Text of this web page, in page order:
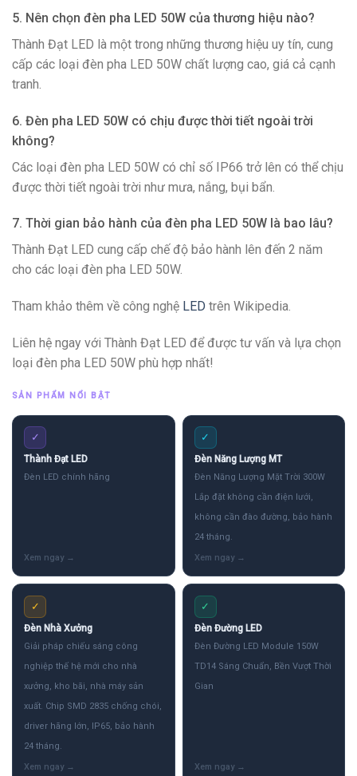
5. Nên chọn đèn pha LED 50W của thương hiệu nào?
Thành Đạt LED là một trong những thương hiệu uy tín, cung
cấp các loại đèn pha LED 50W chất lượng cao, giá cả cạnh
tranh.
6. Đèn pha LED 50W có chịu được thời tiết ngoài trời
không?
Các loại đèn pha LED 50W có chỉ số IP66 trở lên có thể chịu
được thời tiết ngoài trời như mưa, nắng, bụi bẩn.
7. Thời gian bảo hành của đèn pha LED 50W là bao lâu?
Thành Đạt LED cung cấp chế độ bảo hành lên đến 2 năm
cho các loại đèn pha LED 50W.
Tham khảo thêm về công nghệ LED trên Wikipedia.
Liên hệ ngay với Thành Đạt LED để được tư vấn và lựa chọn
loại đèn pha LED 50W phù hợp nhất!
SẢN PHẨM NỔI BẬT
✓
Thành Đạt LED
Đèn LED chính hãng
✓
Đèn Năng Lượng MT
Đèn Năng Lượng Mặt Trời 300W
Lắp đặt không cần điện lưới,
không cần đào đường, bảo hành
24 tháng.
✓
Đèn Nhà Xưởng
Giải pháp chiếu sáng công
nghiệp thế hệ mới cho nhà
xưởng, kho bãi, nhà máy sản
xuất. Chip SMD 2835 chống chói,
driver hãng lớn, IP65, bảo hành
24 tháng.
✓
Đèn Đường LED
Đèn Đường LED Module 150W
TD14 Sáng Chuẩn, Bền Vượt Thời
Gian